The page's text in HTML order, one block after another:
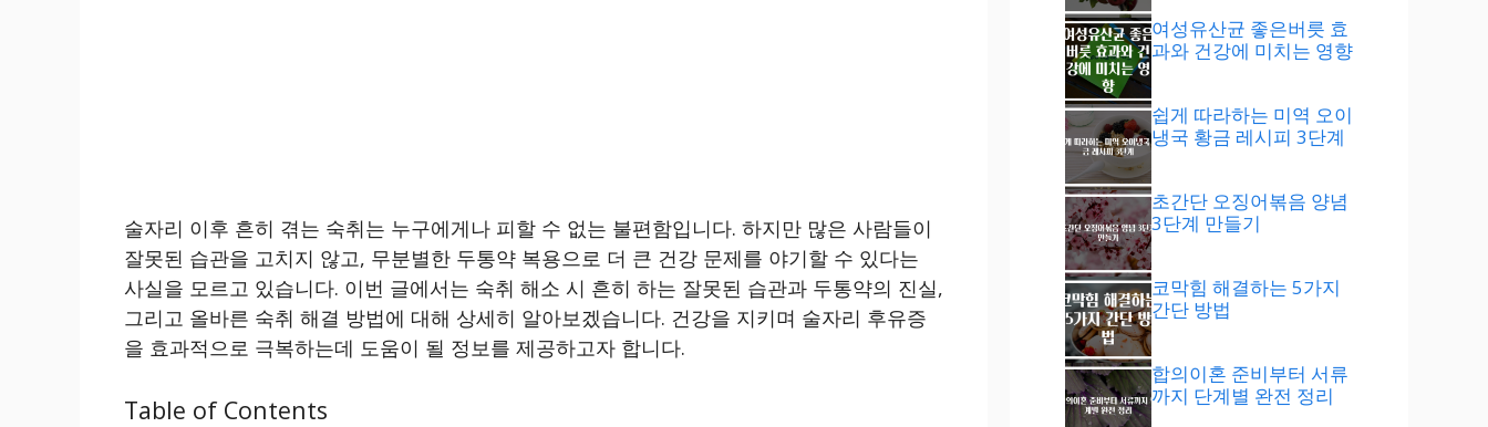
술자리 이후 흔히 겪는 숙취는 누구에게나 피할 수 없는 불편함입니다. 하지만 많은 사람들이
잘못된 습관을 고치지 않고, 무분별한 두통약 복용으로 더 큰 건강 문제를 야기할 수 있다는
사실을 모르고 있습니다. 이번 글에서는 숙취 해소 시 흔히 하는 잘못된 습관과 두통약의 진실,
그리고 올바른 숙취 해결 방법에 대해 상세히 알아보겠습니다. 건강을 지키며 술자리 후유증
을 효과적으로 극복하는데 도움이 될 정보를 제공하고자 합니다.
Table of Contents
여성유산균 좋은버릇 효
과와 건강에 미치는 영향
쉽게 따라하는 미역 오이
냉국 황금 레시피 3단계
초간단 오징어볶음 양념
3단계 만들기
코막힘 해결하는 5가지
간단 방법
합의이혼 준비부터 서류
까지 단계별 완전 정리